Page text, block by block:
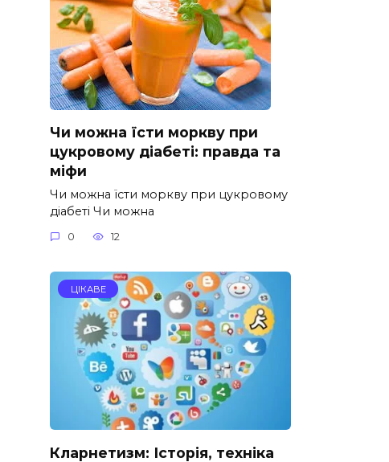
Чи можна їсти моркву при
цукровому діабеті: правда та
міфи
Чи можна їсти моркву при цукровому
діабеті Чи можна
0 12
ЦІКАВЕ
Кларнетизм: Історія, техніка